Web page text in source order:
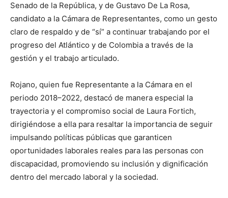
Senado de la República, y de Gustavo De La Rosa,
candidato a la Cámara de Representantes, como un gesto
claro de respaldo y de “sí” a continuar trabajando por el
progreso del Atlántico y de Colombia a través de la
gestión y el trabajo articulado.
Rojano, quien fue Representante a la Cámara en el
periodo 2018–2022, destacó de manera especial la
trayectoria y el compromiso social de Laura Fortich,
dirigiéndose a ella para resaltar la importancia de seguir
impulsando políticas públicas que garanticen
oportunidades laborales reales para las personas con
discapacidad, promoviendo su inclusión y dignificación
dentro del mercado laboral y la sociedad.